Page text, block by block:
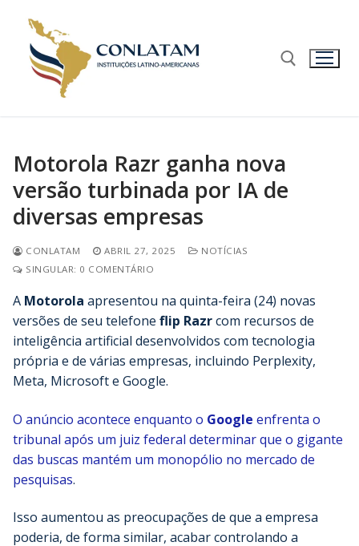
Motorola Razr ganha nova
versão turbinada por IA de
diversas empresas
CONLATAM ABRIL 27, 2025
NOTÍCIAS
SINGULAR: 0 COMENTÁRIO
A Motorola apresentou na quinta-feira (24) novas
versões de seu telefone flip Razrcom recursos de
inteligência artificial desenvolvidos com tecnologia
própria e de várias empresas, incluindo Perplexity,
Meta, Microsoft e Google.
O anúncio acontece enquanto o Google enfrenta o
tribunal após um juiz federal determinar que o gigante
das buscas mantém um monopólio no mercado de
pesquisas.
Isso aumentou as preocupações de que a empresa
poderia, de forma similar, acabar controlando a